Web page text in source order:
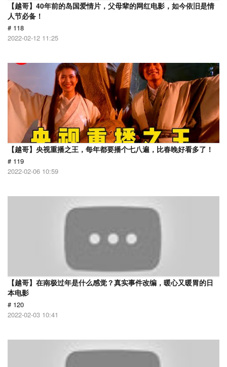
【越哥】40年前的岛国爱情片，父母辈的网红电影，如今依旧是情
人节必备！
# 118
2022-02-12 11:25
【越哥】央视重播之王，每年都要播个七八遍，比春晚好看多了！
# 119
2022-02-06 10:59
【越哥】在南极过年是什么感觉？真实事件改编，暖心又暖胃的日
本电影
# 120
2022-02-03 10:41